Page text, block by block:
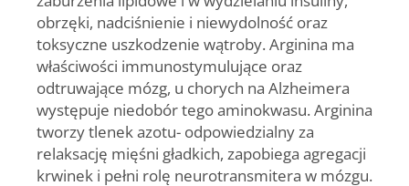
obrzęki, nadciśnienie i niewydolność oraz
toksyczne uszkodzenie wątroby. Arginina ma
właściwości immunostymulujące oraz
odtruwające mózg, u chorych na Alzheimera
występuje niedobór tego aminokwasu. Arginina
tworzy tlenek azotu- odpowiedzialny za
relaksację mięśni gładkich, zapobiega agregacji
krwinek i pełni rolę neurotransmitera w mózgu.